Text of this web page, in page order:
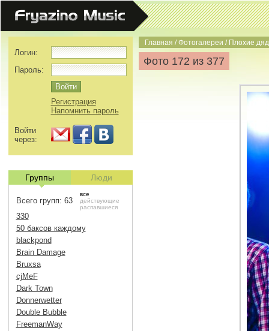
Главная /Фотогалереи / Плохие
Фото 172 из 377
Логин:
Пароль:
Регистрация
Напомнить пароль
Войти
через:
Группы Люди
Всего групп: 63
все
действующие
распавшиеся
330
50 баксов каждому
blackpond
Brain Damage
Bruxsa
cjMeF
Dark Town
Donnerwetter
Double Bubble
FreemanWay